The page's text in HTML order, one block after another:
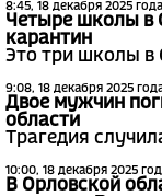
8:45, 18 декабря 2025 года
Четыре школы в
карантин
Это три школы в
9:08, 18 декабря 2025
Двое мужчин
области
Трагедия
10:00, 18 декабря 2025
В Орловской